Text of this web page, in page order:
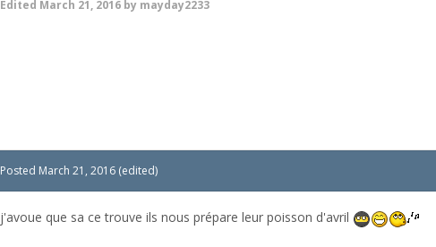
Edited March 21, 2016 by mayday2233
Posted March 21, 2016 (edited)
j'avoue que sa ce trouve ils nous prépare leur poisson d'avril